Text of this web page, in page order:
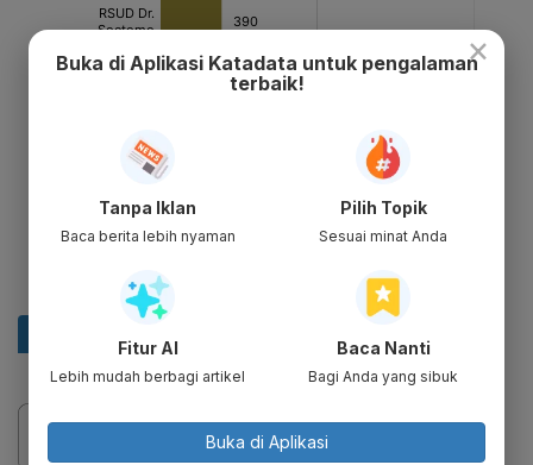
×
Buka di Aplikasi Katadata untuk pengalaman
terbaik!
Tanpa Iklan
Baca berita lebih nyaman
Pilih Topik
Sesuai minat Anda
Fitur AI
Lebih mudah berbagi artikel
Baca Nanti
Bagi Anda yang sibuk
Buka di Aplikasi